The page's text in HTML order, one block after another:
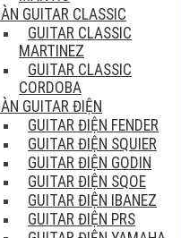
GUITAR CLASSIC
GUITAR CLASSIC
MARTINEZ
GUITAR CLASSIC
CORDOBA
GUITAR ĐIỆN
GUITAR ĐIỆN FENDER
GUITAR ĐIỆN SQUIER
GUITAR ĐIỆN GODIN
GUITAR ĐIỆN SQOE
GUITAR ĐIỆN IBANEZ
GUITAR ĐIỆN PRS